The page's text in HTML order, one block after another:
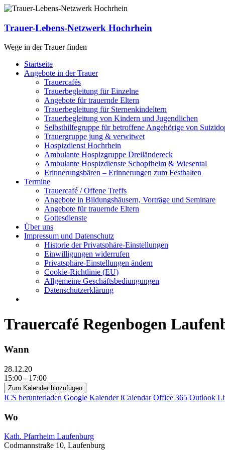
Zum
springen
Trauer-Lebens-Netzwerk Hochrhein
Wege in der Trauer finden
Menü
Startseite
Angebote in der Trauer
Trauercafés
Trauerbegleitung für Einzelne
Angebote für trauernde Eltern
Trauerbegleitung für Sternenkindeltern
Trauerbegleitung von Kindern und Jugendlichen
Selbsthilfegruppe für betroffene Angehörige von
Trauergruppe jung & verwitwet
Hospizdienst Hochrhein
Ambulante Hospizgruppe Dreiländereck
Ambulante Hospizdienste Schopfheim & Wiesental
Erinnerungsbären – Erinnerungen zum Festhalten
Termine
Trauercafé / Offene Treffs
Angebote in Bildungshäusern, Vorträge und Seminare
Angebote für trauernde Eltern
Gottesdienste
Über uns
Impressum und Datenschutz
Historie der Privatsphäre-Einstellungen
Einwilligungen widerrufen
Privatsphäre-Einstellungen ändern
Cookie-Richtlinie (EU)
Allgemeine Geschäftsbediungungen
Datenschutzerklärung
Trauercafé Regenbogen
Wann
28.12.20
15:00 - 17:00
Zum Kalender hinzufügen
ICS herunterladen Google Kalender iCalendar Office 365 Outlook
Wo
Kath. Pfarrheim Laufenburg
Codmannstraße 10, Laufenburg